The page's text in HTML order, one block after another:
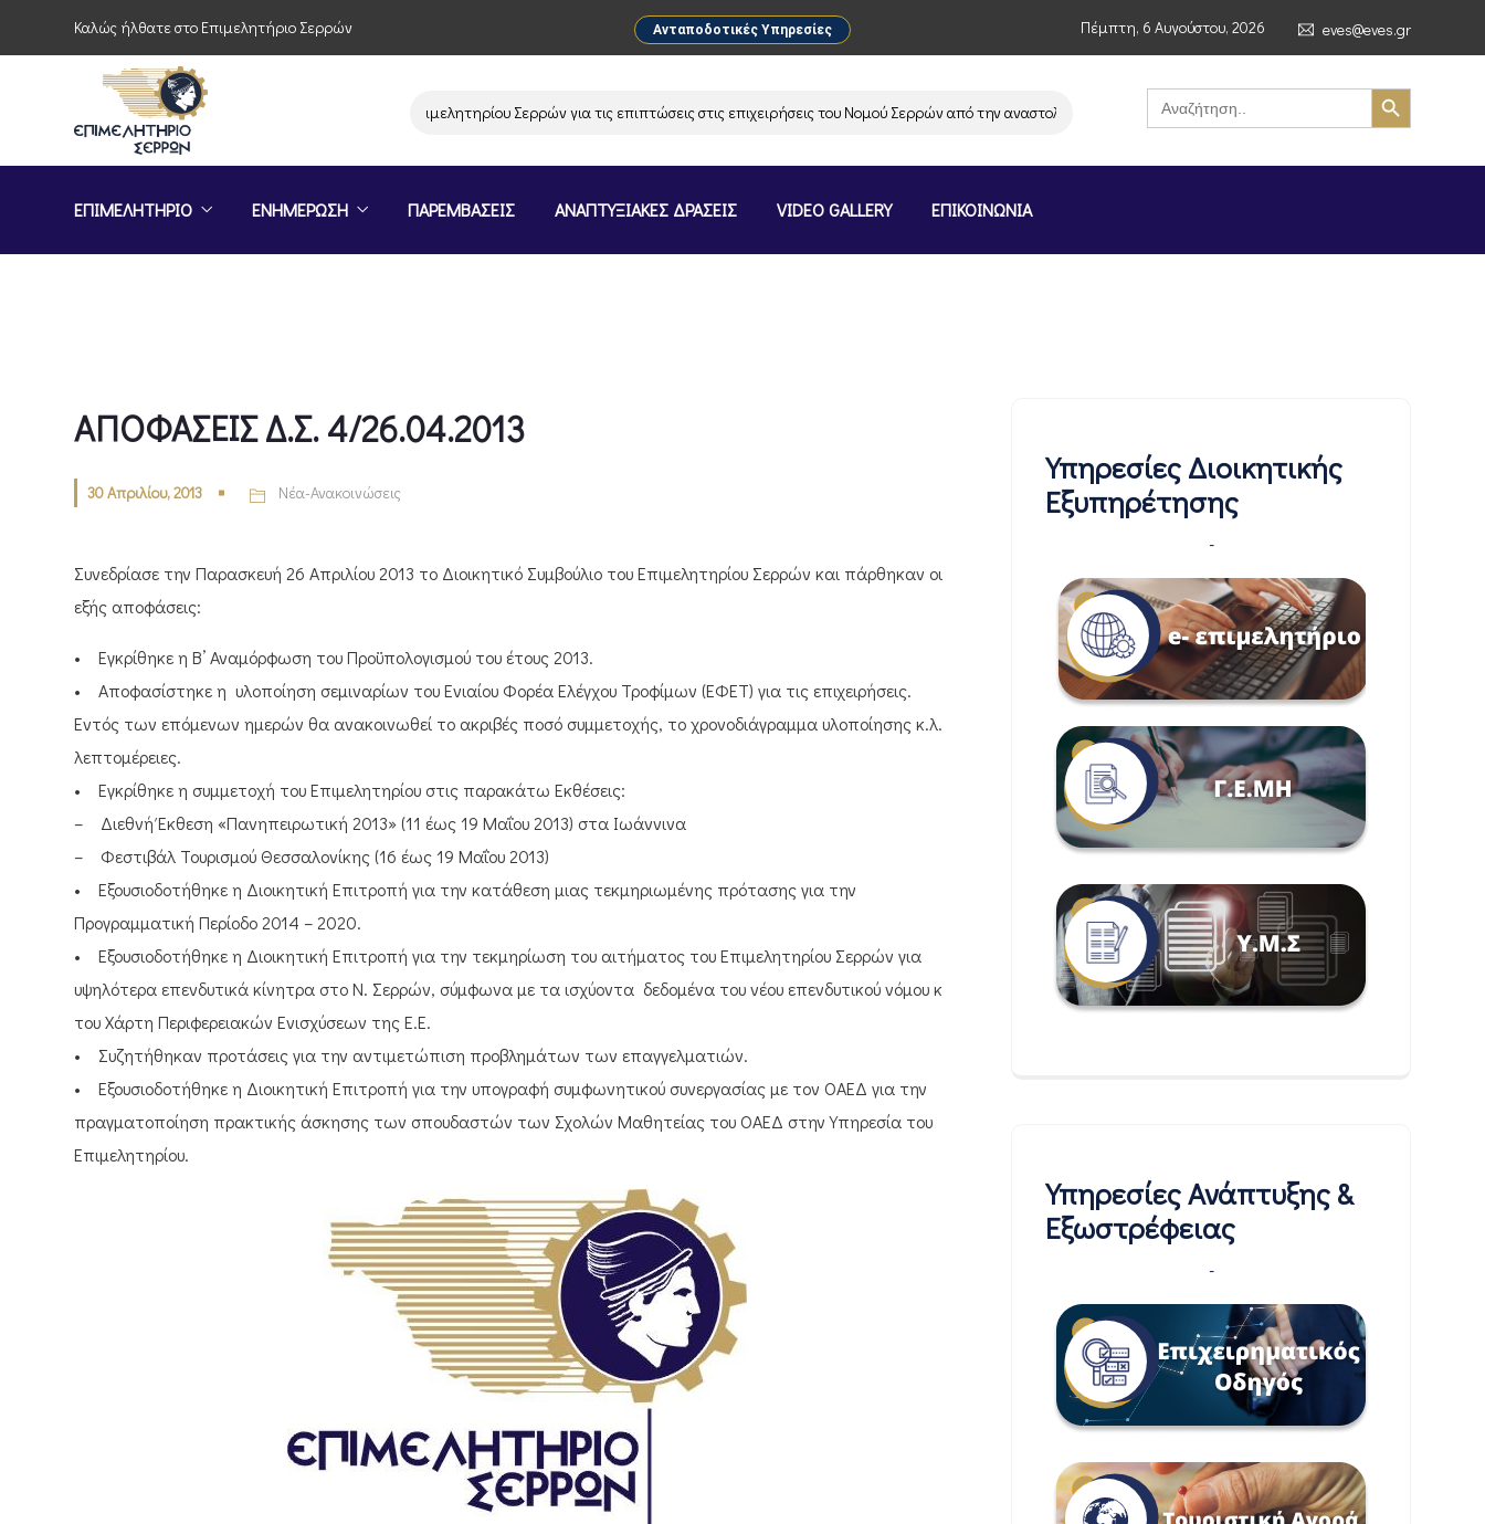
Καλώς ήλθατε στο Επιμελητήριο Σερρών Ανταποδοτικές Υπηρεσίες Πέμπτη, 6 Αυγούστου, 2026 eves@eves.gr
Παρέμβαση του Επιμελητηρίου Σερρών για τις επιπτώσεις στις επιχειρήσεις του Νομού Σερρών από την αναστολή λειτουργίας της αλυσίδας σούπερ μάρκετ MERE στην Ελλάδα
Search
for:
Search Button
ΕΠΙΜΕΛΗΤΗΡΙΟ ΕΝΗΜΕΡΩΣΗ ΠΑΡΕΜΒΑΣΕΙΣ ΑΝΑΠΤΥΞΙΑΚΕΣ ΔΡΑΣΕΙΣ VIDEO GALLERY ΕΠΙΚΟΙΝΩΝΙΑ
ΑΠΟΦΑΣΕΙΣ Δ.Σ. 4/26.04.2013
30 Απριλίου, 2013 Νέα-Ανακοινώσεις
Συνεδρίασε την Παρασκευή 26 Απριλίου 2013 το Διοικητικό Συμβούλιο του Επιμελητηρίου Σερρών και πάρθηκαν οι
εξής αποφάσεις:
• Εγκρίθηκε η Β’ Αναμόρφωση του Προϋπολογισμού του έτους 2013.
• Αποφασίστηκε η υλοποίηση σεμιναρίων του Ενιαίου Φορέα Ελέγχου Τροφίμων (ΕΦΕΤ) για τις επιχειρήσεις.
Εντός των επόμενων ημερών θα ανακοινωθεί το ακριβές ποσό συμμετοχής, το χρονοδιάγραμμα υλοποίησης κ.λ.π.
λεπτομέρειες.
• Εγκρίθηκε η συμμετοχή του Επιμελητηρίου στις παρακάτω Εκθέσεις:
– Διεθνή Έκθεση «Πανηπειρωτική 2013» (11 έως 19 Μαΐου 2013) στα Ιωάννινα
– Φεστιβάλ Τουρισμού Θεσσαλονίκης (16 έως 19 Μαΐου 2013)
• Εξουσιοδοτήθηκε η Διοικητική Επιτροπή για την κατάθεση μιας τεκμηριωμένης πρότασης για την
Προγραμματική Περίοδο 2014 – 2020.
• Εξουσιοδοτήθηκε η Διοικητική Επιτροπή για την τεκμηρίωση του αιτήματος του Επιμελητηρίου Σερρών για
υψηλότερα επενδυτικά κίνητρα στο Ν. Σερρών, σύμφωνα με τα ισχύοντα δεδομένα του νέου επενδυτικού νόμου και
του Χάρτη Περιφερειακών Ενισχύσεων της Ε.Ε.
• Συζητήθηκαν προτάσεις για την αντιμετώπιση προβλημάτων των επαγγελματιών.
• Εξουσιοδοτήθηκε η Διοικητική Επιτροπή για την υπογραφή συμφωνητικού συνεργασίας με τον ΟΑΕΔ για την
πραγματοποίηση πρακτικής άσκησης των σπουδαστών των Σχολών Μαθητείας του ΟΑΕΔ στην Υπηρεσία του
Επιμελητηρίου.
Υπηρεσίες Διοικητικής
Εξυπηρέτησης
-
Υπηρεσίες Ανάπτυξης &
Εξωστρέφειας
-